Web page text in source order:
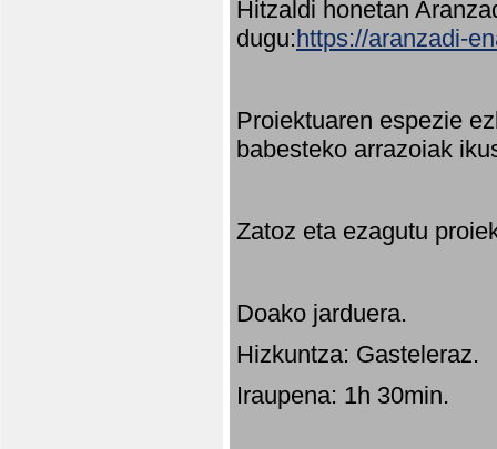
Hitzaldi honetan
dugu:https://aranzadi-
Proiektuaren espezie
babesteko arrazoiak
Zatoz eta ezagutu
Doako jarduera.
Hizkuntza: Gasteleraz.
Iraupena: 1h 30min.